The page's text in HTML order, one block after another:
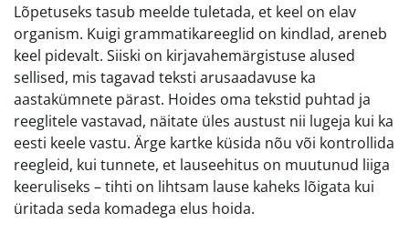
Lõpetuseks tasub meelde tuletada, et keel on elav
organism. Kuigi grammatikareeglid on kindlad, areneb
keel pidevalt. Siiski on kirjavahemärgistuse alused
sellised, mis tagavad teksti arusaadavuse ka
aastakümnete pärast. Hoides oma tekstid puhtad ja
reeglitele vastavad, näitate üles austust nii lugeja kui ka
eesti keele vastu. Ärge kartke küsida nõu või kontrollida
reegleid, kui tunnete, et lauseehitus on muutunud liiga
keeruliseks – tihti on lihtsam lause kaheks lõigata kui
üritada seda komadega elus hoida.